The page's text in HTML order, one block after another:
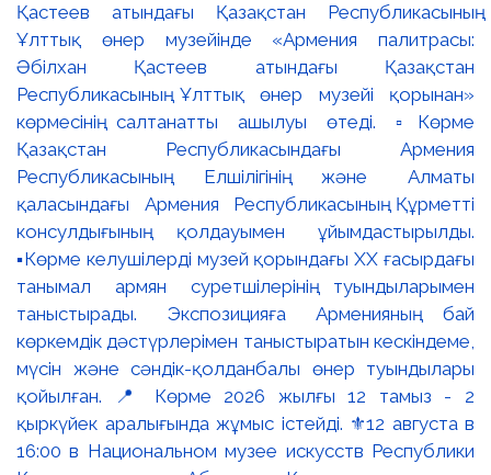
Қастеев атындағы Қазақстан Республикасының
Ұлттық өнер музейінде «Армения палитрасы:
Әбілхан Қастеев атындағы Қазақстан
Республикасының Ұлттық өнер музейі қорынан»
көрмесінің салтанатты ашылуы өтеді. ▫️Көрме
Қазақстан Республикасындағы Армения
Республикасының Елшілігінің және Алматы
қаласындағы Армения Республикасының Құрметті
консулдығының қолдауымен ұйымдастырылды.
▪️Көрме келушілерді музей қорындағы ХХ ғасырдағы
танымал армян суретшілерінің туындыларымен
таныстырады. Экспозицияға Арменияның бай
көркемдік дәстүрлерімен таныстыратын кескіндеме,
мүсін және сәндік-қолданбалы өнер туындылары
қойылған. 📍 Көрме 2026 жылғы 12 тамыз - 2
қыркүйек аралығында жұмыс істейді. ⚜️12 августа в
16:00 в Национальном музее искусств Республики